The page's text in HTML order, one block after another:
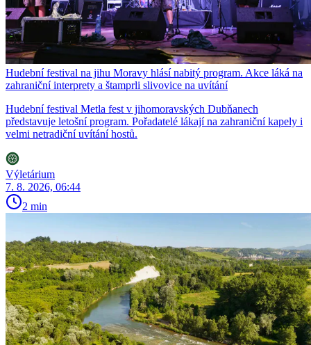
Hudební festival na jihu Moravy hlásí nabitý program. Akce láká na
zahraniční interprety a štamprli slivovice na uvítání
Hudební festival Metla fest v jihomoravských Dubňanech
představuje letošní program. Pořadatelé lákají na zahraniční kapely i
velmi netradiční uvítání hostů.
Výletárium
7. 8. 2026, 06:44
2 min